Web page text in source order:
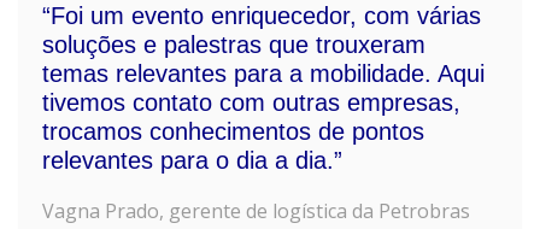
“Foi um evento enriquecedor, com várias
soluções e palestras que trouxeram
temas relevantes para a mobilidade. Aqui
tivemos contato com outras empresas,
trocamos conhecimentos de pontos
relevantes para o dia a dia.”
Vagna Prado, gerente de logística da Petrobras